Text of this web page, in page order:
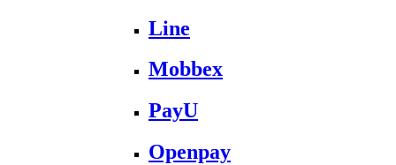
Line
Mobbex
PayU
Openpay